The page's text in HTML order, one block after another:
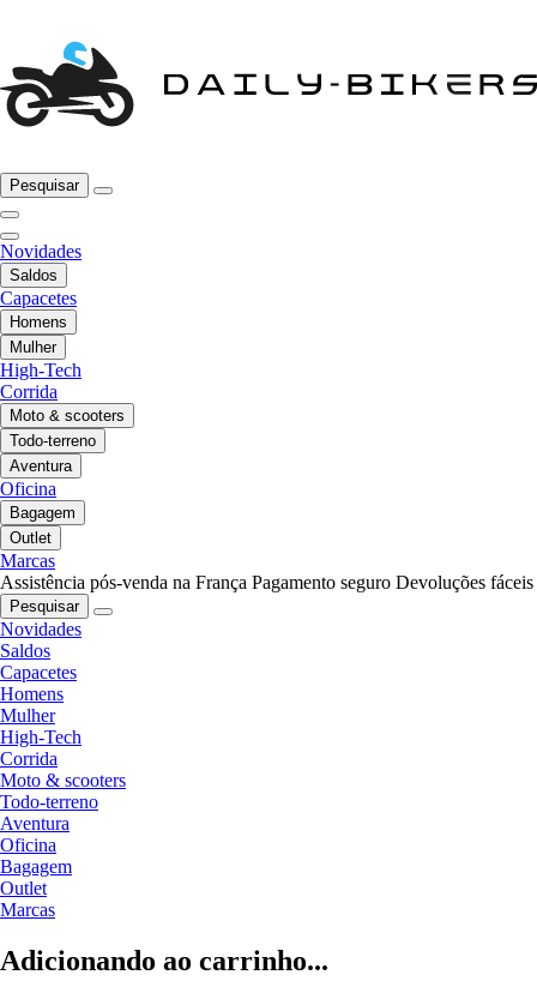
Pesquisar
Novidades
Saldos
Capacetes
Homens
Mulher
High-Tech
Corrida
Moto & scooters
Todo-terreno
Aventura
Oficina
Bagagem
Outlet
Marcas
Assistência pós-venda na França Pagamento seguro Devoluções fáceis
Pesquisar
Novidades
Saldos
Capacetes
Homens
Mulher
High-Tech
Corrida
Moto & scooters
Todo-terreno
Aventura
Oficina
Bagagem
Outlet
Marcas
Adicionando ao carrinho...